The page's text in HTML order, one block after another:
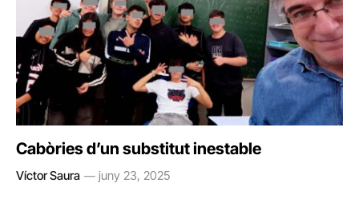
Cabòries d’un substitut inestable
Víctor Saura juny 23, 2025